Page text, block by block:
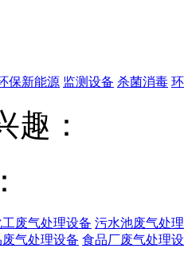
保新能源 监测设备 杀菌消毒
趣：
工废气处理设备 污水池废气处
废气处理设备 食品厂废气处理